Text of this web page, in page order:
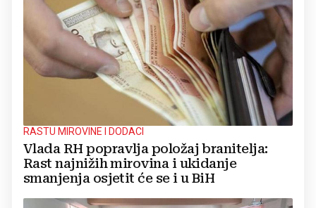
RASTU MIROVINE I DODACI
Vlada RH popravlja položaj branitelja:
Rast najnižih mirovina i ukidanje
smanjenja osjetit će se i u BiH